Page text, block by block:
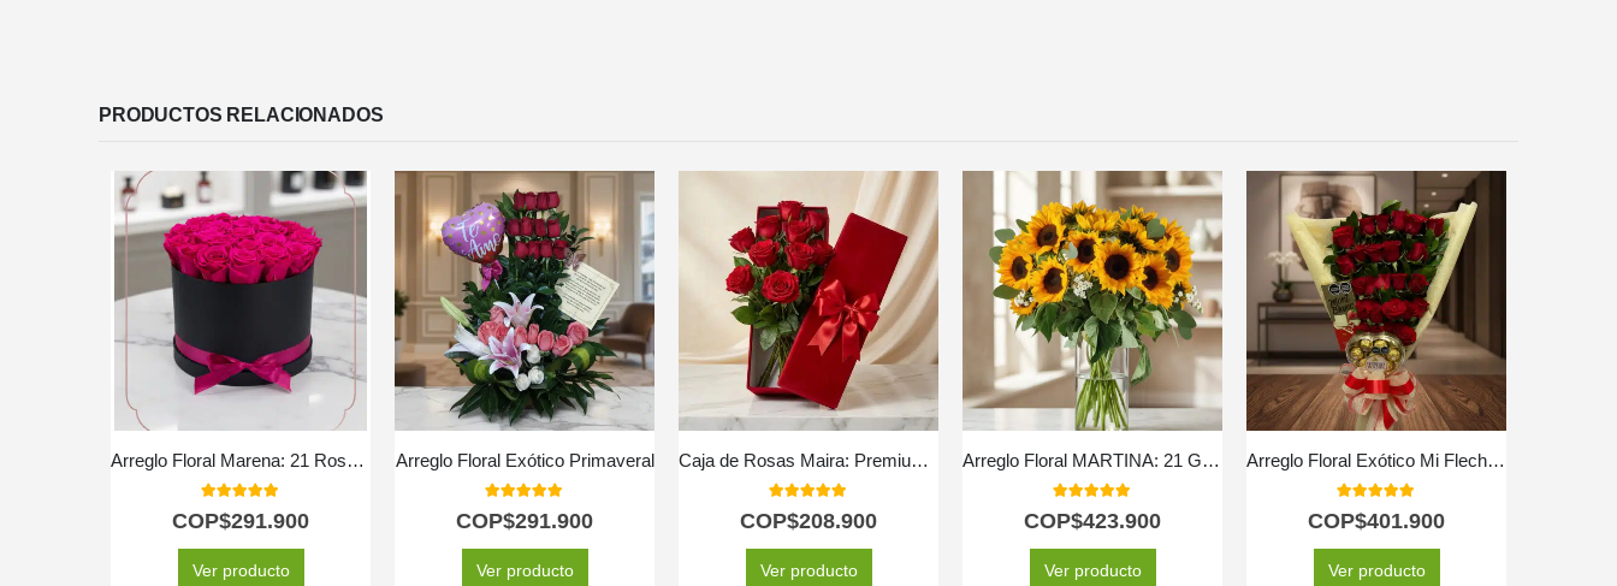
PRODUCTOS RELACIONADOS
Arreglo Floral Marena: 21 Rosas Fucsia Vibrantes y Frescas ⚜️
COP$291.900
Ver producto
Arreglo Floral Exótico Primaveral
COP$291.900
Ver producto
Caja de Rosas Maira: Premium con 12 Rosas de Exportación 🌹
COP$208.900
Ver producto
Arreglo Floral MARTINA: 21 Girasoles para Iluminar el Alma 🌻
COP$423.900
Ver producto
Arreglo Floral Exótico Mi Flechazo
COP$401.900
Ver producto